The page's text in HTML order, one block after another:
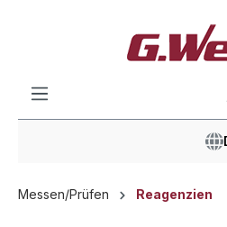
Messen/Prüfen Reagenzien